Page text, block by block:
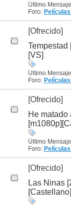
Último
Foro:
[Ofrecido]
Tempestad
[VS]
Último
Foro:
[Ofrecido]
He matado
Último
Foro:
[Ofrecido]
Las Ninas